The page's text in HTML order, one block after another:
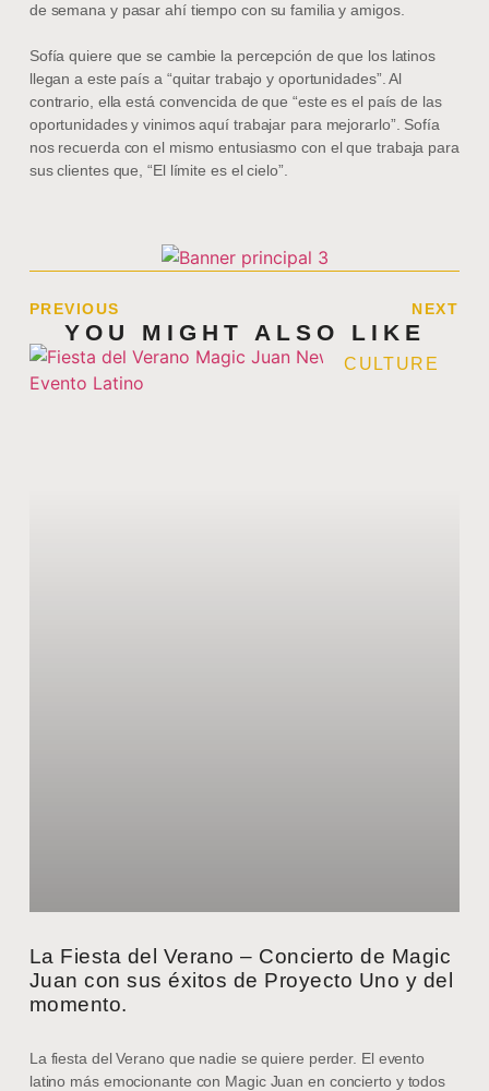
de semana y pasar ahí tiempo con su familia y amigos.
Sofía quiere que se cambie la percepción de que los latinos
llegan a este país a “quitar trabajo y oportunidades”. Al
contrario, ella está convencida de que “este es el país de las
oportunidades y vinimos aquí trabajar para mejorarlo”. Sofía
nos recuerda con el mismo entusiasmo con el que trabaja para
sus clientes que, “El límite es el cielo”.
PREVIOUS NEXT
YOU MIGHT ALSO LIKE
CULTURE
La Fiesta del Verano – Concierto de Magic
Juan con sus éxitos de Proyecto Uno y del
momento.
La fiesta del Verano que nadie se quiere perder. El evento
latino más emocionante con Magic Juan en concierto y todos